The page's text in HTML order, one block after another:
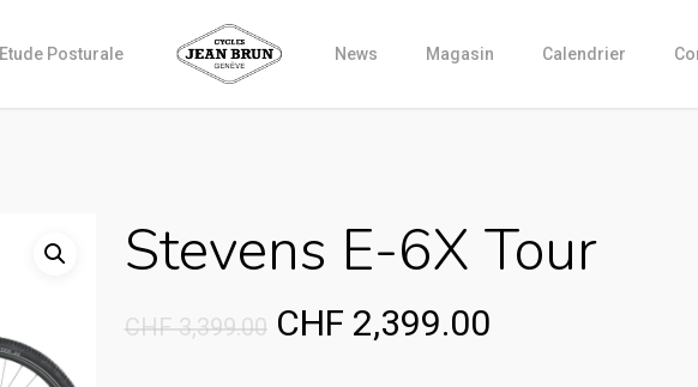
Etude Posturale News Magasin Calendrier
Stevens E-6X Tour
CHF3,399.00 Original
CHF 2,399.00Current